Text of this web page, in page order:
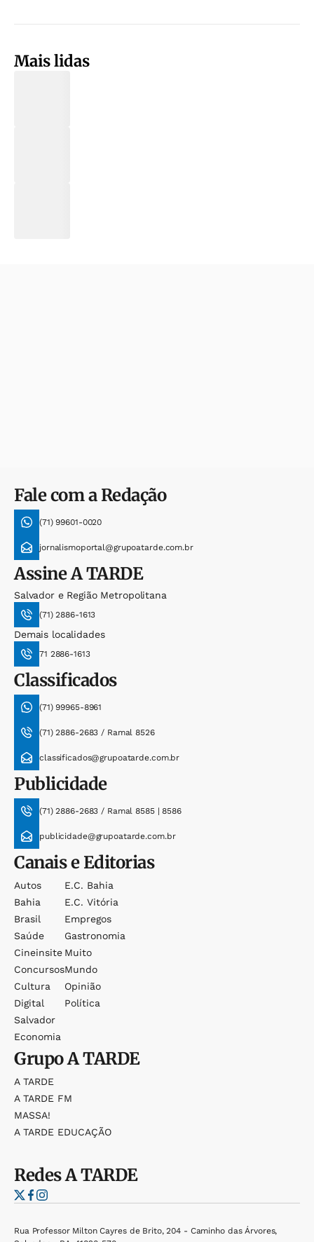
Mais lidas
Fale com a Redação
(71) 99601-0020
jornalismoportal@grupoatarde.com.br
AssineA TARDE
Salvador e Região Metropolitana
(71) 2886-1613
Demais localidades
71 2886-1613
Classificados
(71) 99965-8961
(71) 2886-2683 / Ramal 8526
classificados@grupoatarde.com.br
Publicidade
(71) 2886-2683 / Ramal 8585 | 8586
publicidade@grupoatarde.com.br
Canais e Editorias
Autos
Bahia
Brasil
Saúde
Cineinsite
Concursos
Cultura
Digital
Salvador
Economia
E.c. Bahia
E.c. Vitória
Empregos
Gastronomia
Muito
Mundo
Opinião
Política
GrupoA TARDE
A TARDE
A TARDE FM
MASSA!
A TARDE EDUCAÇÃO
RedesA TARDE
Rua Professor Milton Cayres de Brito, 204 - Caminho das Árvores,